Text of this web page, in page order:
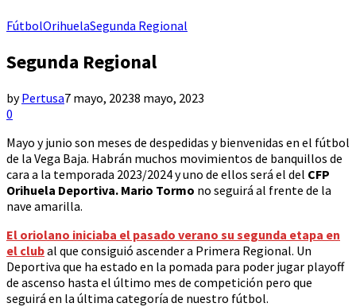
FútbolOrihuelaSegunda Regional
Segunda Regional
byPertusa7 mayo, 20238 mayo, 2023
0
Mayo y junio son meses de despedidas y bienvenidas en el fútbol
de la Vega Baja. Habrán muchos movimientos de banquillos de
cara a la temporada 2023/2024 y uno de ellos será el del CFP
Orihuela Deportiva. Mario Tormo no seguirá al frente de la
nave amarilla.
El oriolano iniciaba el pasado verano su segunda etapa en
el clubal que consiguió ascender a Primera Regional. Un
Deportiva que ha estado en la pomada para poder jugar playoff
de ascenso hasta el último mes de competición pero que
seguirá en la última categoría de nuestro fútbol.